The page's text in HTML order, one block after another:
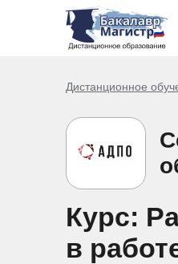
Дистанционное
Курс:
в